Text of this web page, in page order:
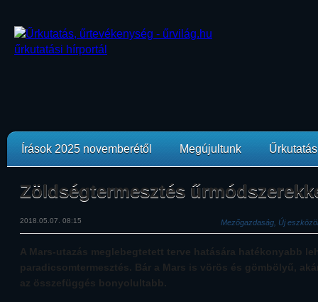
Írások 2025 novemberétől Megújultunk
Zöldségtermesztés
2018.05.07. 08:15 Mezőgazdaság, Új
A Mars-utazás meglebegtetett terve hatására hatékonyabb
paradicsomtermesztés. Bár a Mars is vörös és gömbölyű,
az összefüggés bonyolultabb.